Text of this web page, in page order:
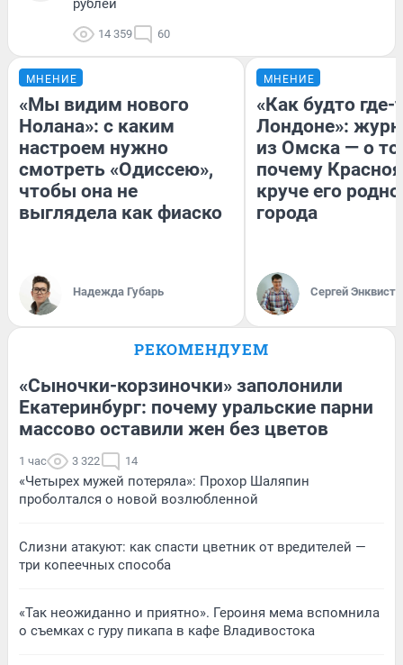
рублей
14 359 60
МНЕНИЕ
«Мы видим нового
Нолана»: с каким
настроем нужно
смотреть «Одиссею»,
чтобы она не
выглядела как фиаско
Надежда Губарь
МНЕНИЕ
«Как будто где-
Лондоне»:
из Омска — о
почему
круче его
города
Сергей Энквист
РЕКОМЕНДУЕМ
«Сыночки-корзиночки» заполонили
Екатеринбург: почему уральские парни
массово оставили жен без цветов
1 час 3 322 14
«Четырех мужей потеряла»: Прохор Шаляпин
проболтался о новой возлюбленной
Слизни атакуют: как спасти цветник от вредителей —
три копеечных способа
«Так неожиданно и приятно». Героиня мема вспомнила
о съемках с гуру пикапа в кафе Владивостока